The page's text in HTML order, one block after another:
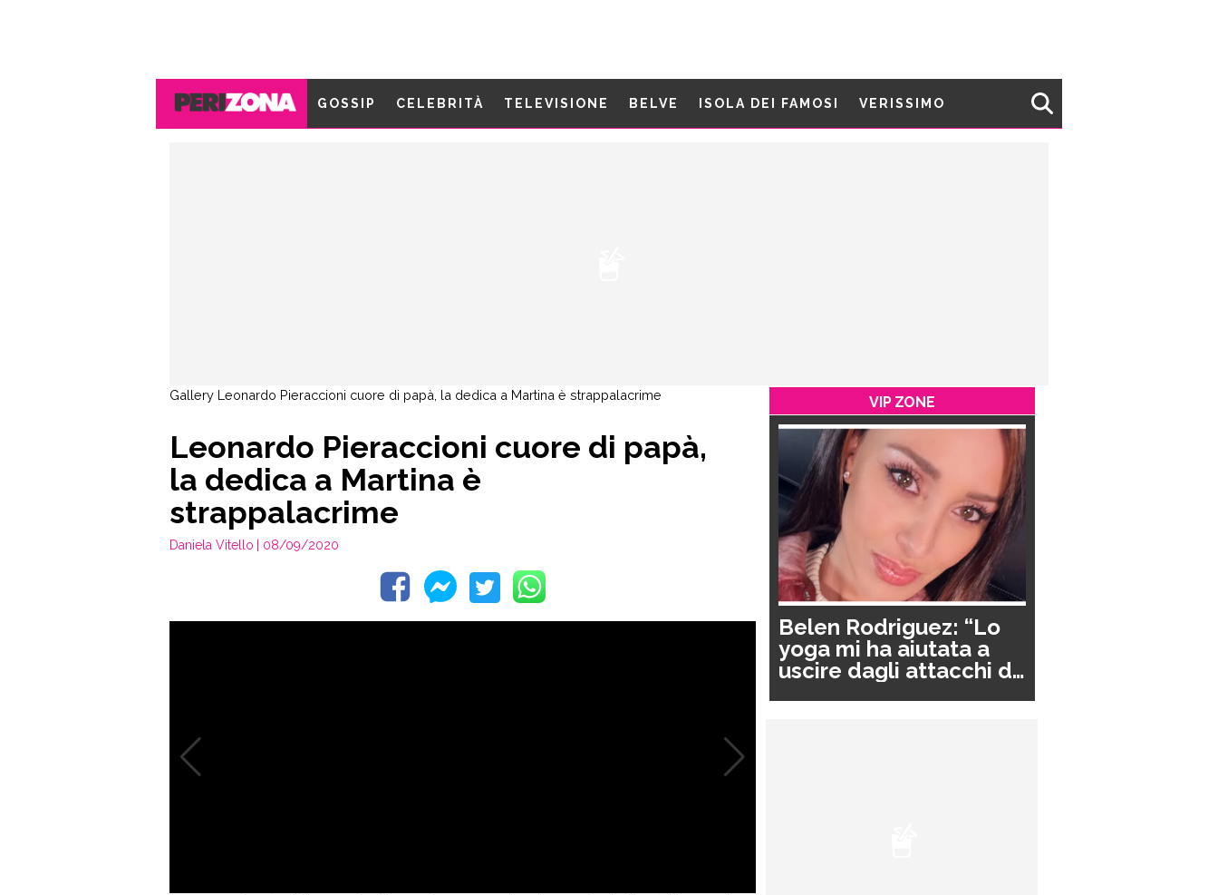
GOSSIP CELEBRITÀ TELEVISIONE BELVE ISOLA DEI FAMOSI VERISSIMO
Gallery Leonardo Pieraccioni cuore di papà, la dedica a Martina è strappalacrime
Leonardo Pieraccioni cuore di papà,
la dedica a Martina è
strappalacrime
Daniela Vitello | 08/09/2020
VIP ZONE
Belen Rodriguez: “Lo
yoga mi ha aiutata a
uscire dagli attacchi di